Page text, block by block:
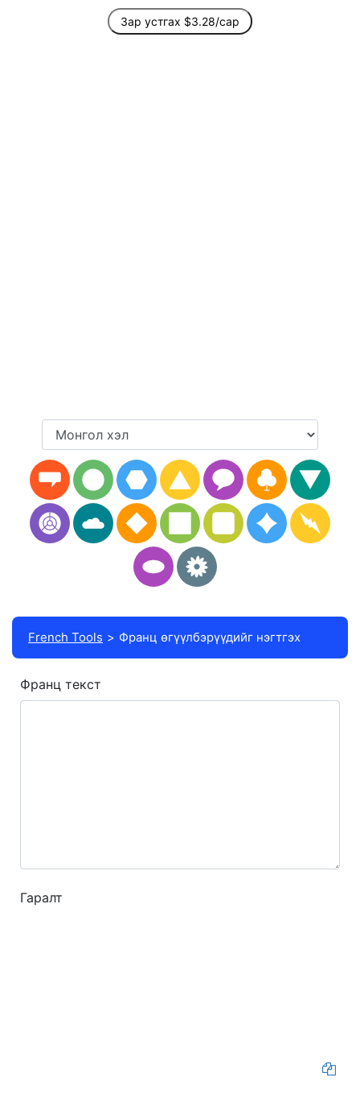
Зар устгах $3.28/сар
French Tools Франц өгүүлбэрүүдийг нэгтгэх
Франц текст
Гаралт